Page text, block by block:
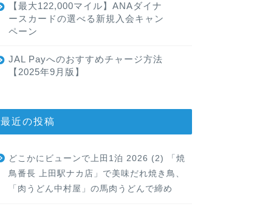
【最大122,000マイル】ANAダイナ
ースカードの選べる新規入会キャン
ペーン
JAL Payへのおすすめチャージ方法
【2025年9月版】
最近の投稿
どこかにビューンで上田1泊 2026 (2) 「焼
鳥番長 上田駅ナカ店」で美味だれ焼き鳥、
「肉うどん中村屋」の馬肉うどんで締め